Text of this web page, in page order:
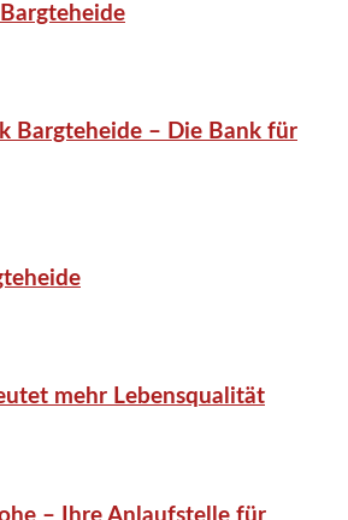
Bargteheide – Die Bank für
mehr Lebensqualität
– Ihre Anlaufstelle für